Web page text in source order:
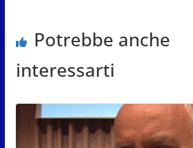
Potrebbe anche
interessarti